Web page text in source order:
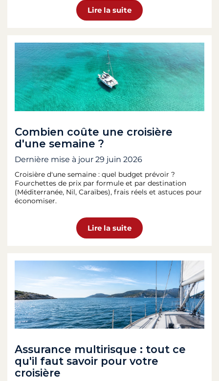
Lire la suite
Combien coûte une croisière
d'une semaine ?
Dernière mise à jour 29 juin 2026
Croisière d'une semaine : quel budget prévoir ?
Fourchettes de prix par formule et par destination
(Méditerranée, Nil, Caraïbes), frais réels et astuces pour
économiser.
Lire la suite
Assurance multirisque : tout ce
qu'il faut savoir pour votre
croisière